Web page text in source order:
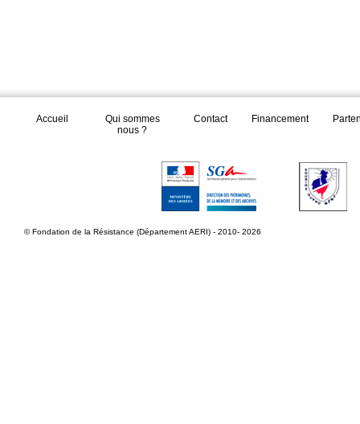
Accueil
Qui sommes
nous ?
Contact Financement
© Fondation de la Résistance (Département AERI) - 2010- 2026